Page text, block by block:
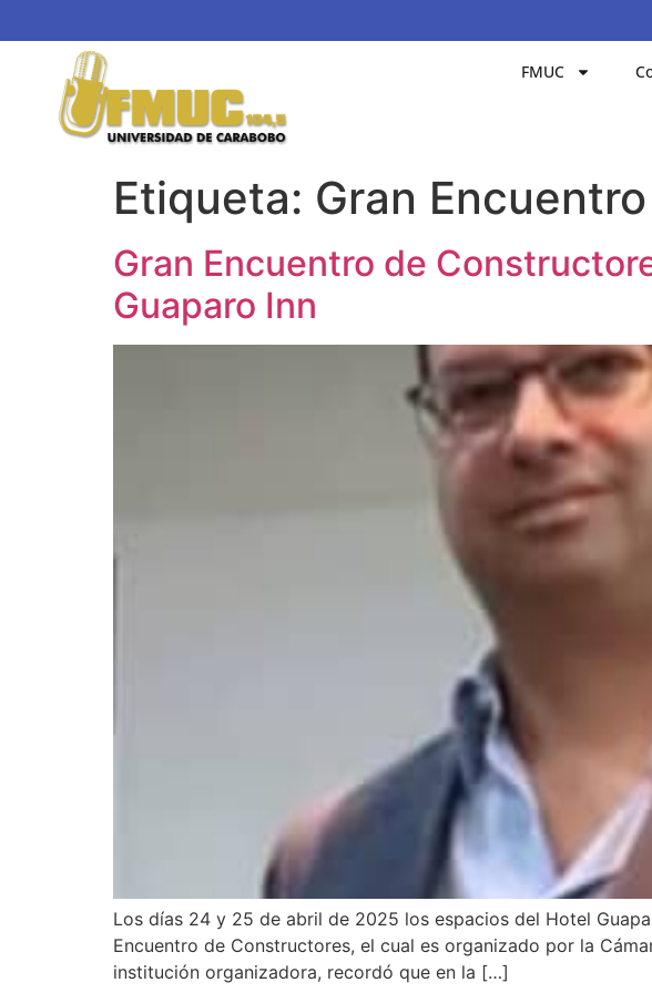
FMUC
Etiqueta: Gran
Gran Encuentro de
Guaparo Inn
Los días 24 y 25 de abril de 2025 los espacios del Hotel
Encuentro de Constructores, el cual es organizado por la
institución organizadora, recordó que en la […]